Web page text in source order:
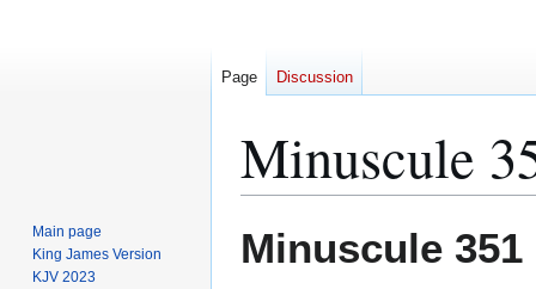
Minuscule
toto
Minuscule 351
Page Discussion
Main page
King James Version
KJV 2023